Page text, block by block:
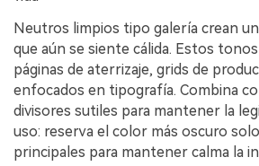
Neutros limpios tipo galería crean
que aún se siente cálida. Estos
páginas de aterrizaje, grids de
enfocados en tipografía. Combina
divisores sutiles para mantener la
uso: reserva el color más oscuro
principales para mantener calma la